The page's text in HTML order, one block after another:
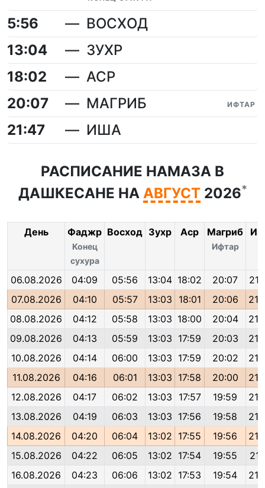
5:56
ВОСХОД
13:04
ЗУХР
18:02
АСР
20:07
МАГРИБ ИФТАР
21:47 ИША
РАСПИСАНИЕ НАМАЗА В
ДАШКЕСАНЕ НА АВГУСТ 2026*
День Фаджр
Конец
сухура
Восход Зухр Аср Магриб
Ифтар
06.08.2026 04:09 05:56 13:04 18:02 20:07
07.08.2026
04:10 05:57 13:03 18:01 20:06
08.08.2026
04:12 05:58 13:03 18:00 20:04
09.08.2026
04:13 05:59 13:03 17:59 20:03
10.08.2026
04:14 06:00 13:03 17:59 20:02
11.08.2026
04:16 06:01 13:03 17:58 20:00
12.08.2026
04:17 06:02 13:03 17:57 19:59
13.08.2026
04:19 06:03 13:03 17:56 19:58
14.08.2026
04:20 06:04 13:02 17:55 19:56
15.08.2026
04:22 06:05 13:02 17:54 19:55
16.08.2026
04:23 06:06 13:02 17:53 19:54